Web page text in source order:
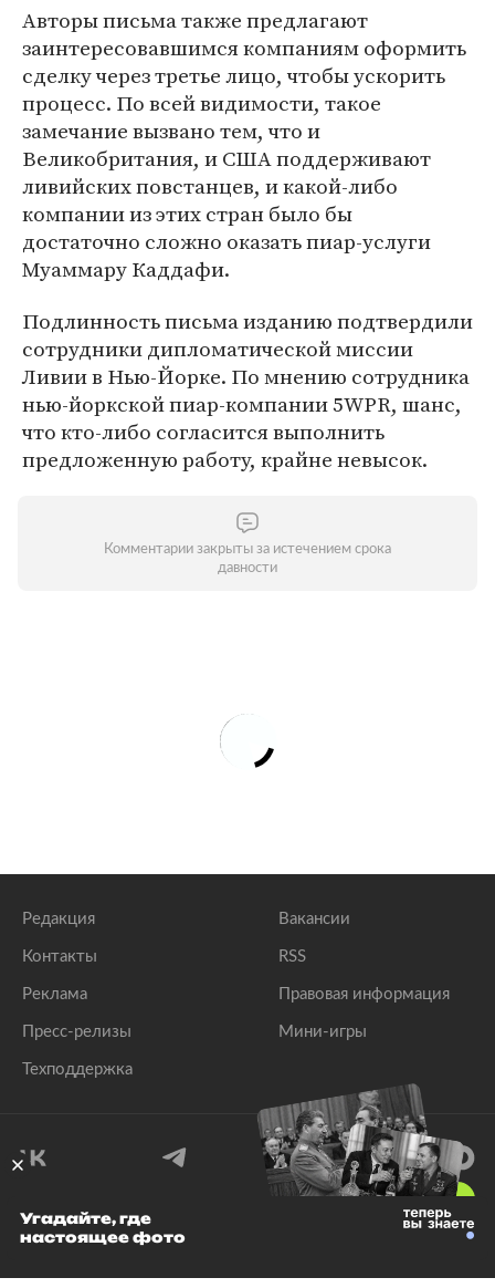
Авторы письма также предлагают
заинтересовавшимся компаниям оформить
сделку через третье лицо, чтобы ускорить
процесс. По всей видимости, такое
замечание вызвано тем, что и
Великобритания, и США поддерживают
ливийских повстанцев, и какой-либо
компании из этих стран было бы
достаточно сложно оказать пиар-услуги
Муаммару Каддафи.
Подлинность письма изданию подтвердили
сотрудники дипломатической миссии
Ливии в Нью-Йорке. По мнению сотрудника
нью-йоркской пиар-компании 5WPR, шанс,
что кто-либо согласится выполнить
предложенную работу, крайне невысок.
Комментарии закрыты за истечением срока
давности
Редакция
Контакты
Реклама
Пресс-релизы
Техподдержка
Вакансии
RSS
Правовая информация
Мини-игры
© 1999–2026 Все права защищены.
Угадайте, где
настоящее фото